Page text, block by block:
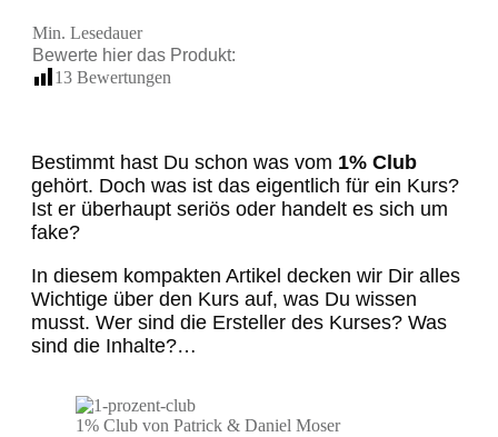
Min. Lesedauer
Bewerte hier das Produkt:
13 Bewertungen
Bestimmt hast Du schon was vom 1% Club
gehört. Doch was ist das eigentlich für ein Kurs?
Ist er überhaupt seriös oder handelt es sich um
fake?
In diesem kompakten Artikel decken wir Dir alles
Wichtige über den Kurs auf, was Du wissen
musst. Wer sind die Ersteller des Kurses? Was
sind die Inhalte?…
1% Club von Patrick & Daniel Moser